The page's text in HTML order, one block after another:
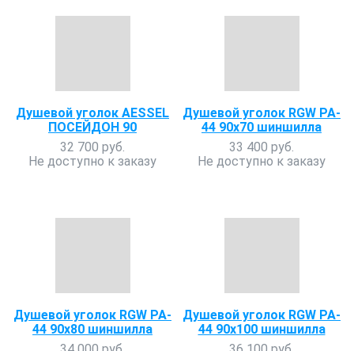
Душевой уголок AESSEL
ПОСЕЙДОН 90
32 700 руб.
Не доступно к заказу
Душевой уголок RGW PA-
44 90x70 шиншилла
33 400 руб.
Не доступно к заказу
Душевой уголок RGW PA-
44 90x80 шиншилла
Душевой уголок RGW PA-
44 90x100 шиншилла